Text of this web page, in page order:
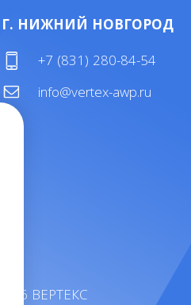
Г. НИЖНИЙ НОВГОРОД
+7 (831) 280-84-54
info@vertex-awp.ru
2026 ВЕРТЕКС